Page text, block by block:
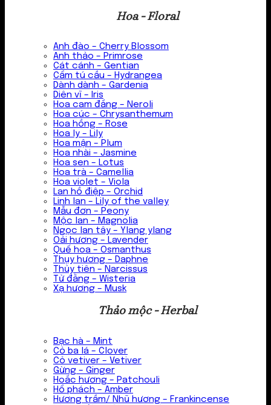
Hoa - Floral
Anh đào – Cherry Blossom
Anh thảo – Primrose
Cát cánh – Gentian
Cẩm tú cầu – Hydrangea
Dành dành – Gardenia
Diên vĩ – Iris
Hoa cam đắng – Neroli
Hoa cúc – Chrysanthemum
Hoa hồng – Rose
Hoa ly – Lily
Hoa mận – Plum
Hoa nhài – Jasmine
Hoa sen – Lotus
Hoa trà – Camellia
Hoa violet – Viola
Lan hồ điệp – Orchid
Linh lan – Lily of the valley
Mẫu đơn – Peony
Mộc lan – Magnolia
Ngọc lan tây – Ylang ylang
Oải hương – Lavender
Quế hoa – Osmanthus
Thụy hương – Daphne
Thủy tiên – Narcissus
Tử đằng – Wisteria
Xạ hương – Musk
Thảo mộc - Herbal
Bạc hà – Mint
Cỏ ba lá – Clover
Cỏ vetiver – Vetiver
Gừng – Ginger
Hoắc hương – Patchouli
Hổ phách – Amber
Hương trầm/ Nhũ hương – Frankincense